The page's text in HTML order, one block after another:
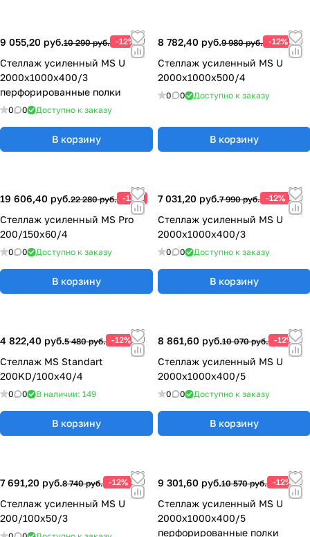
9 055,20 руб.10 290 руб. -12%
Стеллаж усиленный MS U
2000x1000x400/3
перфорированные полки
0 0 Доступно к заказу
В корзину
8 782,40 руб.9 980 руб. -12%
Стеллаж усиленный MS U
2000x1000x500/4
0 0 Доступно к заказу
В корзину
19 606,40 руб.22 280 руб. -12%
Стеллаж усиленный MS Pro
200/150x60/4
0 0 Доступно к заказу
В корзину
7 031,20 руб.7 990 руб. -12%
Стеллаж усиленный MS U
2000x1000x400/3
0 0 Доступно к заказу
В корзину
4 822,40 руб.5 480 руб. -12%
Стеллаж MS Standart
200KD/100x40/4
0 0 В наличии: 149
В корзину
8 861,60 руб.10 070 руб. -12%
Стеллаж усиленный MS U
2000x1000x400/5
0 0 Доступно к заказу
В корзину
7 691,20 руб.8 740 руб. -12%
Стеллаж усиленный MS U
200/100x50/3
9 301,60 руб.10 570 руб. -12%
Стеллаж усиленный MS U
2000x1000x400/5
перфорированные полки